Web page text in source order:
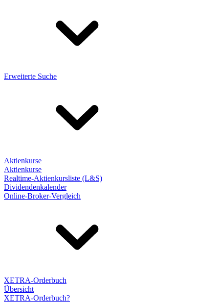
Erweiterte Suche
Aktienkurse
Aktienkurse
Realtime-Aktienkursliste (L&S)
Dividendenkalender
Online-Broker-Vergleich
XETRA-Orderbuch
Übersicht
XETRA-Orderbuch?